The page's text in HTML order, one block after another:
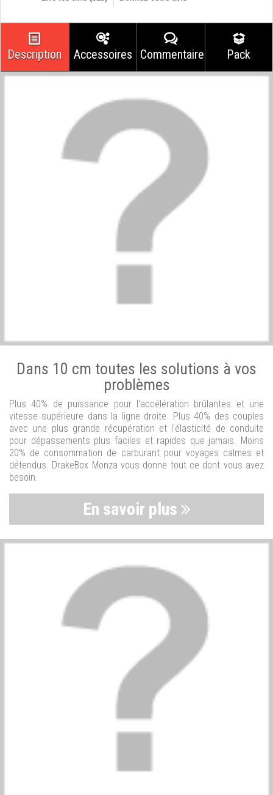
Description Accessoires Commentaires Pack
Dans 10 cm toutes les solutions à vos
problèmes
Plus 40% de puissance pour l'accélération brûlantes et une
vitesse supérieure dans la ligne droite. Plus 40% des couples
avec une plus grande récupération et l'élasticité de conduite
pour dépassements plus faciles et rapides que jamais. Moins
20% de consommation de carburant pour voyages calmes et
détendus. DrakeBox Monza vous donne tout ce dont vous avez
besoin.
En savoir plus